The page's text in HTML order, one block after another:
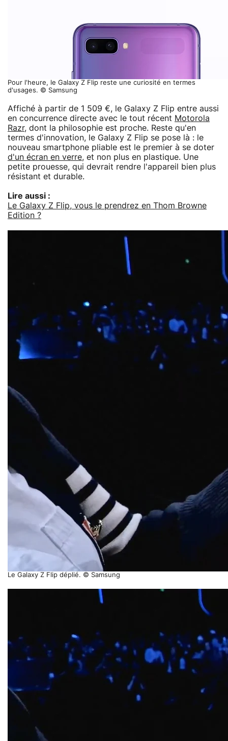
Pour l'heure, le Galaxy Z Flip reste une curiosité en termes
d'usages. © Samsung
Affiché à partir de 1 509 €, le Galaxy Z Flip entre aussi
en concurrence directe avec le tout récent Motorola
Razr, dont la philosophie est proche. Reste qu'en
termes d'innovation, le Galaxy Z Flip se pose là : le
nouveau smartphone pliable est le premier à se doter
d'un écran en verre, et non plus en plastique. Une
petite prouesse, qui devrait rendre l'appareil bien plus
résistant et durable.
Lire aussi :
Le Galaxy Z Flip, vous le prendrez en Thom Browne
Edition ?
Le Galaxy Z Flip déplié. © Samsung